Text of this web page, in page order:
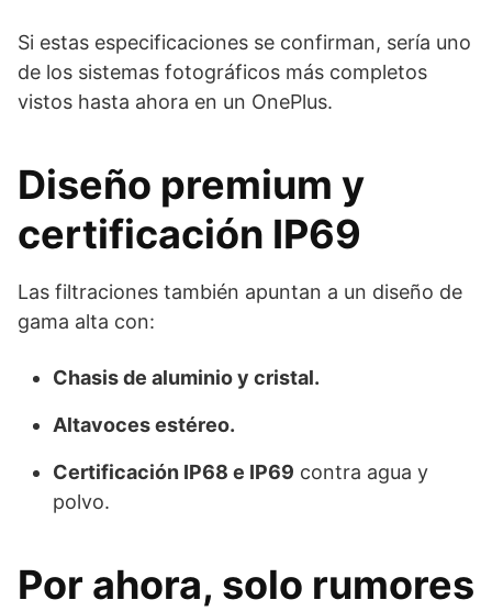
Si estas especificaciones se confirman, sería uno
de los sistemas fotográficos más completos
vistos hasta ahora en un OnePlus.
Diseño premium y
certificación IP69
Las filtraciones también apuntan a un diseño de
gama alta con:
Chasis de aluminio y cristal.
Altavoces estéreo.
Certificación IP68 e IP69 contra agua y
polvo.
Por ahora, solo rumores